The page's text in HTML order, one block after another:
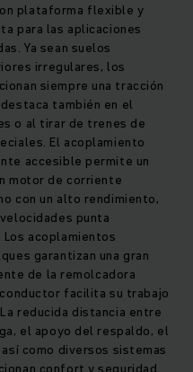
plataforma flexible y
para las aplicaciones
Ya sean suelos
irregulares, los
siempre una tracción
también en el
o al tirar de trenes de
El acoplamiento
accesible permite un
motor de corriente
con un alto rendimiento,
punta
acoplamientos
garantizan una gran
de la remolcadora
facilita su trabajo
reducida distancia entre
el apoyo del respaldo, el
como diversos sistemas